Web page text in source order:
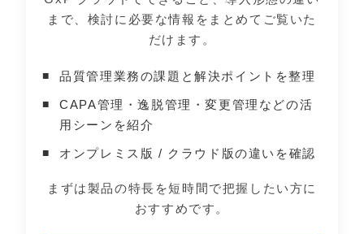
まで、検討に必要な情報をまとめてご覧いた
だけます。
品質管理業務の課題と解決ポイントを整理
CAPA管理・逸脱管理・変更管理などの活
用シーンを紹介
オンプレミス版 / クラウド版の違いを確認
まずは製品の特長を短時間で把握したい方に
おすすめです。